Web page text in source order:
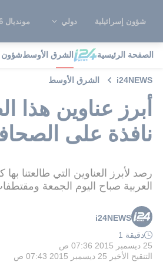
شؤون إسرائيلية دولي مونديال 2026
الصفحة الرئيسية الشرق الأوسطشؤون
i24NEWS الشرق الأوسط
أبرز عناوين هذا
نافذة على
رصد لأبرز العناوين التي طالعتنا
العربية صباح اليوم الجمعة
i24NEWS
دقيقة 1
25 ديسمبر 2015 07:36 ص
التنقيح الأخير 25 ديسمبر 2015 07:43 ص